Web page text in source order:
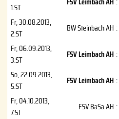
1.ST
Fr, 30.08.2013,
2.ST
BW Steinbach AH :
Fr, 06.09.2013,
3.ST
FSV Leimbach AH :
So, 22.09.2013,
5.ST
FSV Leimbach AH :
Fr, 04.10.2013,
7.ST
FSV BaSa AH :